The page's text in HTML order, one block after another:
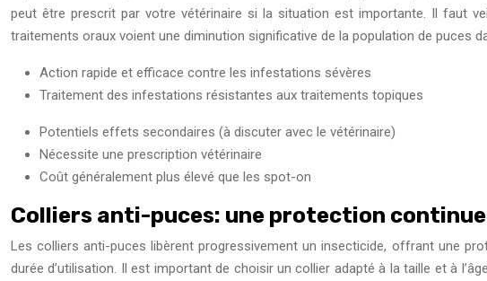
peut être prescrit par votre vétérinaire si la situation est importante. Il faut
traitements oraux voient une diminution significative de la population de puces
Action rapide et efficace contre les infestations sévères
Traitement des infestations résistantes aux traitements topiques
Potentiels effets secondaires (à discuter avec le vétérinaire)
Nécessite une prescription vétérinaire
Coût généralement plus élevé que les spot-on
Colliers anti-puces: une protection continue
Les colliers anti-puces libèrent progressivement un insecticide, offrant une
durée d’utilisation. Il est important de choisir un collier adapté à la taille et à